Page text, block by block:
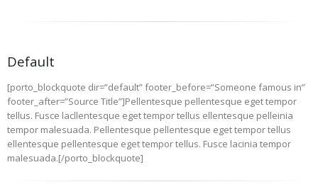
Default
[porto_blockquote dir=”default” footer_before=”Someone famous in”
footer_after=”Source Title”]Pellentesque pellentesque eget tempor
tellus. Fusce lacllentesque eget tempor tellus ellentesque pelleinia
tempor malesuada. Pellentesque pellentesque eget tempor tellus
ellentesque pellentesque eget tempor tellus. Fusce lacinia tempor
malesuada.[/porto_blockquote]